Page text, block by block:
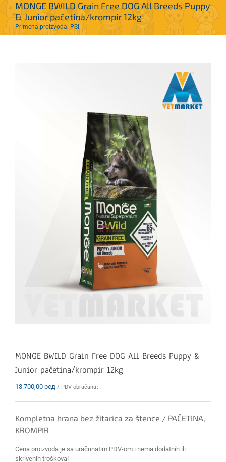
MONGE BWILD Grain Free DOG All Breeds Puppy
& Junior pačetina/krompir 12kg
Primena proizvoda: PSI
MONGE BWILD Grain Free DOG All Breeds Puppy &
Junior pačetina/krompir 12kg
13.700,00 рсд / PDV obračunat
Kompletna hrana bez žitarica za štence / PAČETINA,
KROMPIR
Cena proizvoda je sa uračunatim PDV-om i nema dodatnih ili
skrivenih troškova!